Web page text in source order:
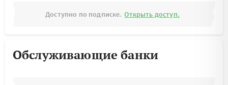
Доступно по подписке. Открыть доступ.
Обслуживающие банки